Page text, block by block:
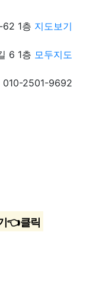
62 1층 지도보기
6 1층 모두지도
010-2501-9692
👈클릭